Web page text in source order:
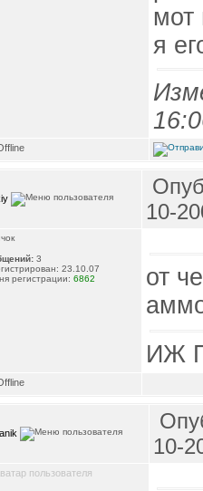
мот
я
10-
3
23.10.07
регистрации: 6862
от
ИЖ
10-